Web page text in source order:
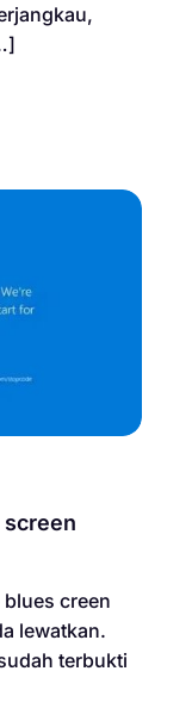
screen
creen
lewatkan.
terbukti